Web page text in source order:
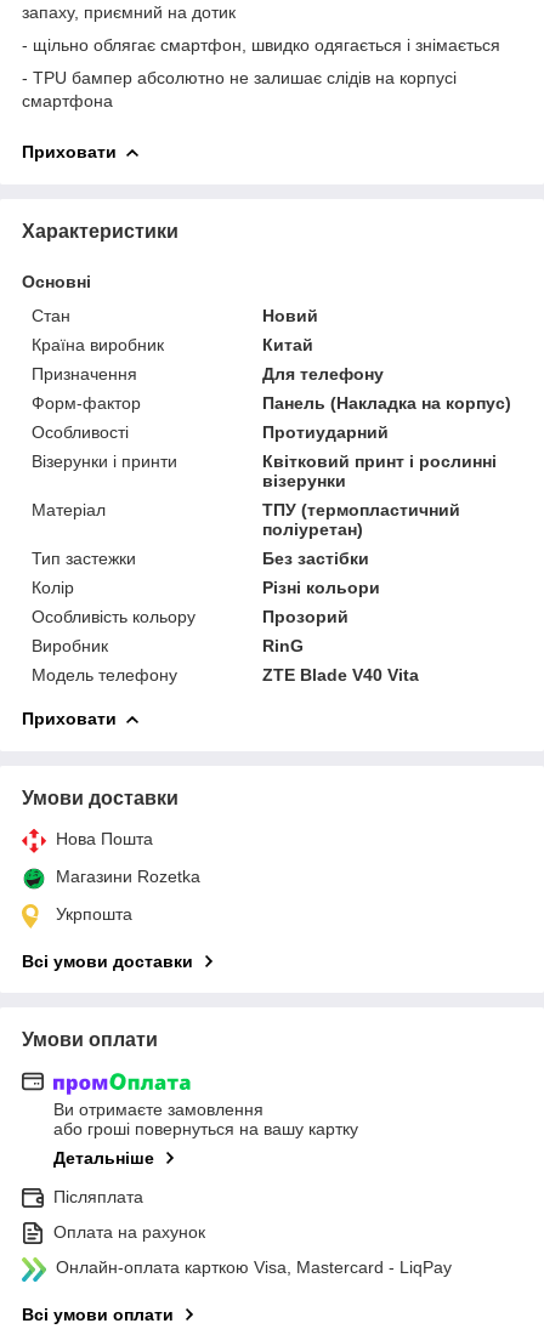
запаху, приємний на дотик
- щільно облягає смартфон, швидко одягається і знімається
- TPU бампер абсолютно не залишає слідів на корпусі
смартфона
Приховати
Характеристики
Основні
Стан
Новий
Країна виробник
Китай
Призначення
Для телефону
Форм-фактор
Панель (Накладка на корпус)
Особливості
Протиударний
Візерунки і принти
Квітковий принт і рослинні
візерунки
Матеріал
ТПУ (термопластичний
поліуретан)
Тип застежки
Без застібки
Колір
Різні кольори
Особливість кольору
Прозорий
Виробник
RinG
Модель телефону
ZTE Blade V40 Vita
Приховати
Умови доставки
Нова Пошта
Магазини Rozetka
Укрпошта
Всі умови доставки
Умови оплати
Ви отримаєте замовлення
або гроші повернуться на вашу картку
Детальніше
Післяплата
Оплата на рахунок
Онлайн-оплата карткою Visa, Mastercard - LiqPay
Всі умови оплати